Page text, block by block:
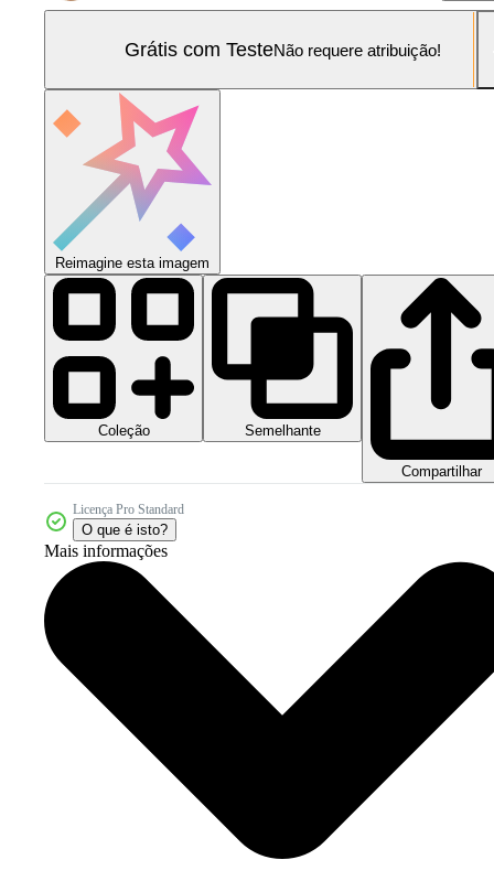
Grátis com TesteNão requere atribuição!
Reimagine esta imagem
Coleção Semelhante
Compartilhar
Licença Pro Standard
O que é isto?
Mais informações